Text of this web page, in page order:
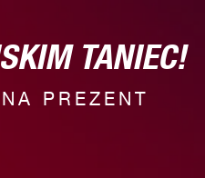
TANIEC!
PREZENT